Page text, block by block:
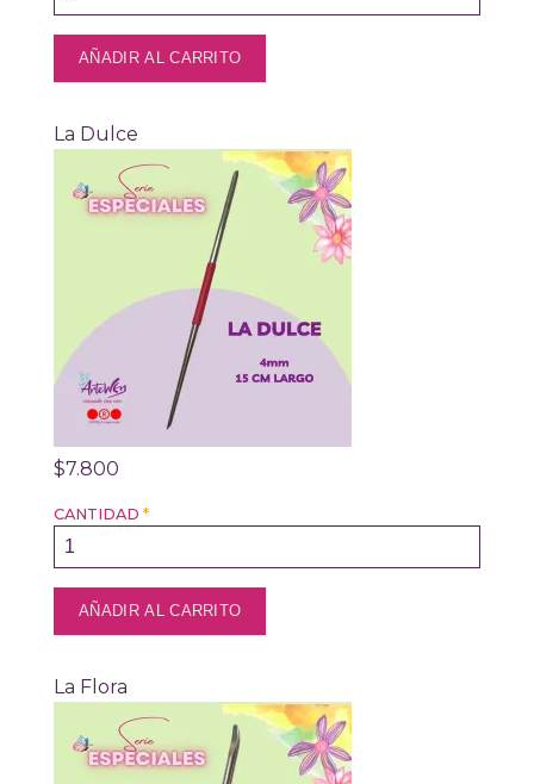
La Dulce
$7.800
CANTIDAD *
La Flora